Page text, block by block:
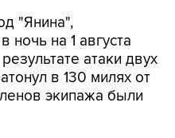
"Янина",
ночь на 1 августа
атаки двух
в 130 милях от
экипажа были